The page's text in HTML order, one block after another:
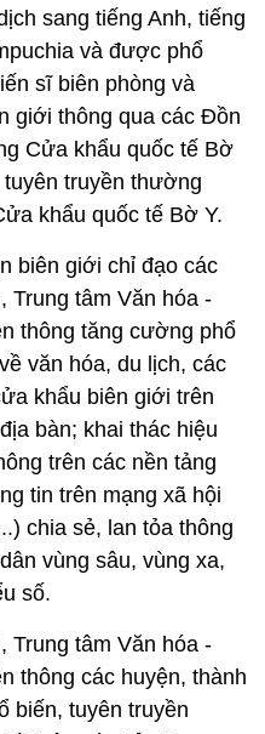
sang tiếng Anh, tiếng
và được phổ
sĩ biên phòng và
giới thông qua các Đồn
Cửa khẩu quốc tế Bờ
truyền thường
khẩu quốc tế Bờ Y.
biên giới chỉ đạo các
Trung tâm Văn hóa -
thông tăng cường phổ
văn hóa, du lịch, các
khẩu biên giới trên
bàn; khai thác hiệu
trên các nền tảng
tin trên mạng xã hội
chia sẻ, lan tỏa thông
vùng sâu, vùng xa,
số.
Trung tâm Văn hóa -
thông các huyện, thành
biến, tuyên truyền